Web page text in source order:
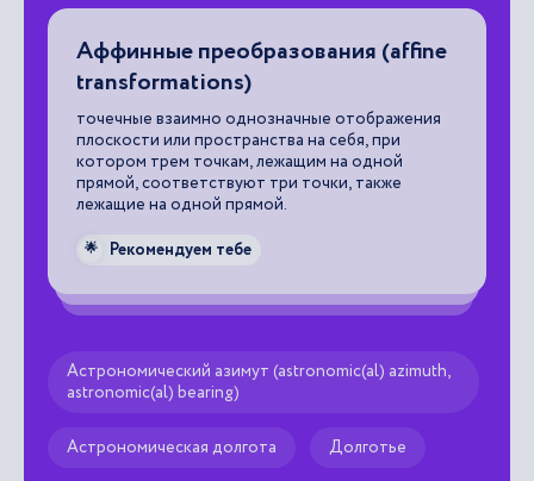
Аффинные преобразования (affine
transformations)
точечные взаимно однозначные отображения
плоскости или пространства на себя, при
котором трем точкам, лежащим на одной
прямой, соответствуют три точки, также
лежащие на одной прямой.
🌟 Рекомендуем тебе
Астрономический азимут (astronomic(al) azimuth,
astronomic(al) bearing)
Астрономическая долгота Долготье